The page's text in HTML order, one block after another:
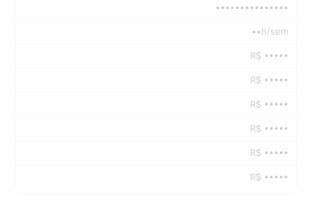
•••••••••••••••
••h/sem
R$ •••••
R$ •••••
R$ •••••
R$ •••••
R$ •••••
R$ •••••